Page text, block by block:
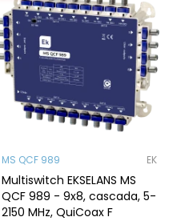
MS QCF 989 EK
Multiswitch EKSELANS MS
QCF 989 - 9x8, cascada, 5-
2150 MHz, QuiCoax F